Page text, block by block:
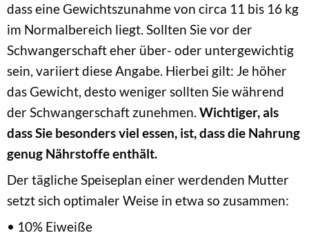
dass eine Gewichtszunahme von circa 11 bis 16 kg
im Normalbereich liegt. Sollten Sie vor der
Schwangerschaft eher über- oder untergewichtig
sein, variiert diese Angabe. Hierbei gilt: Je höher
das Gewicht, desto weniger sollten Sie während
der Schwangerschaft zunehmen. Wichtiger, als
dass Sie besonders viel essen, ist, dass die Nahrung
genug Nährstoffe enthält.
Der tägliche Speiseplan einer werdenden Mutter
setzt sich optimaler Weise in etwa so zusammen:
• 10% Eiweiße